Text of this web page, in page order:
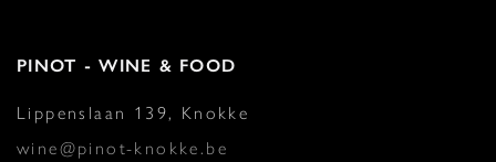
PINOT - WINE & FOOD
Lippenslaan 139, Knokke
wine@pinot-knokke.be